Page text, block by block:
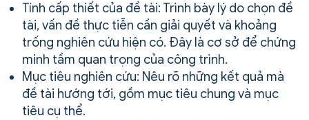
Tính cấp thiết của đề tài: Trình bày lý do chọn đề
tài, vấn đề thực tiễn cần giải quyết và khoảng
trống nghiên cứu hiện có. Đây là cơ sở để chứng
minh tầm quan trọng của công trình.
Mục tiêu nghiên cứu: Nêu rõ những kết quả mà
đề tài hướng tới, gồm mục tiêu chung và mục
tiêu cụ thể.